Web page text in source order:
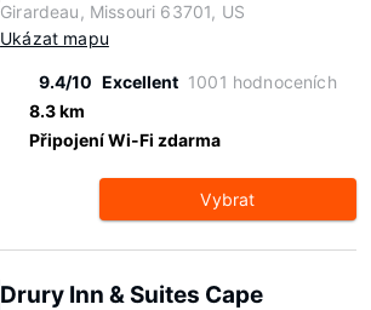
Girardeau, Missouri 63701, US
Ukázat mapu
9.4/10 Excellent 1001 hodnoceních
8.3 km
Připojení Wi-Fi zdarma
Vybrat
Drury Inn & Suites Cape